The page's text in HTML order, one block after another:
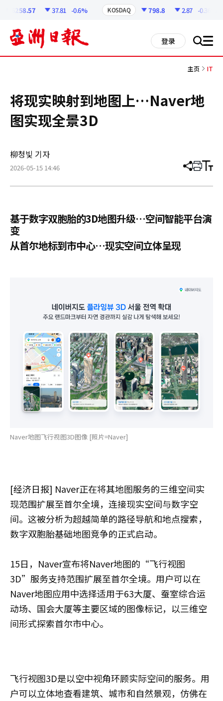
6258.57 37.81 -0.6% KOSDAQ 798.8 2.87 -0.36%
登录 搜 all
主页 IT
将现实映射到地图上…Naver地
图实现全景3D
柳청빛 기자
2026-05-15 14:46 分
章
打 调
小
基于数字双胞胎的3D地图升级…空间智能平台演
变
从首尔地标到市中心…现实空间立体呈现
Naver地图飞行视图3D图像 [照片=Naver]
[经济日报] Naver正在将其地图服务的三维空间实
现范围扩展至首尔全境，连接现实空间与数字空
间。这被分析为超越简单的路径导航和地点搜索，
数字双胞胎基础地图竞争的正式启动。
15日，Naver宣布将Naver地图的“飞行视图
3D”服务支持范围扩展至首尔全境。用户可以在
Naver地图应用中选择适用于63大厦、蚕室综合运
动场、国会大厦等主要区域的图像标记，以三维空
间形式探索首尔市中心。
飞行视图3D是以空中视角环顾实际空间的服务。用
户可以立体地查看建筑、城市和自然景观，仿佛在